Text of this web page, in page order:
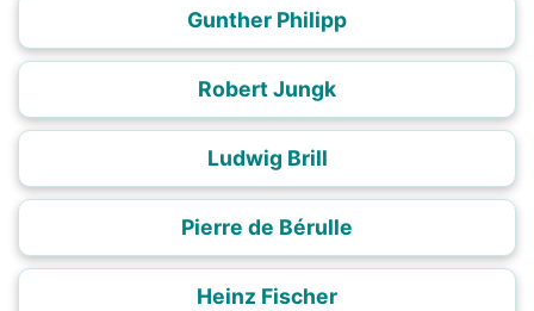
Gunther Philipp
Robert Jungk
Ludwig Brill
Pierre de Bérulle
Heinz Fischer